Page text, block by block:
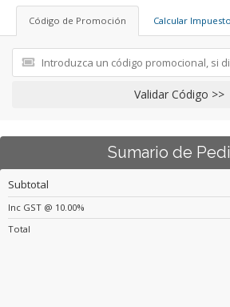
Código de Promoción Calcular
Validar Código >>
Sumario de
Subtotal
Inc GST @ 10.00%
Total